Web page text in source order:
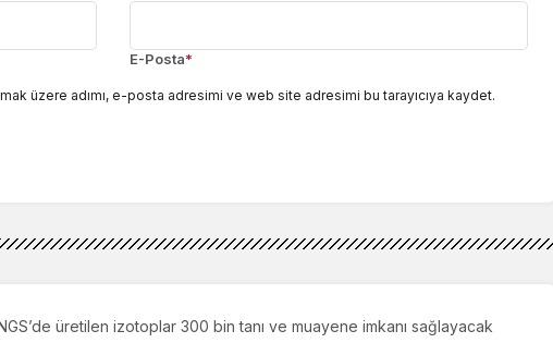
E-Posta*
üzere adımı, e-posta adresimi ve web site adresimi bu tarayıcıya kaydet.
üretilen izotoplar 300 bin tanı ve muayene imkanı sağlayacak